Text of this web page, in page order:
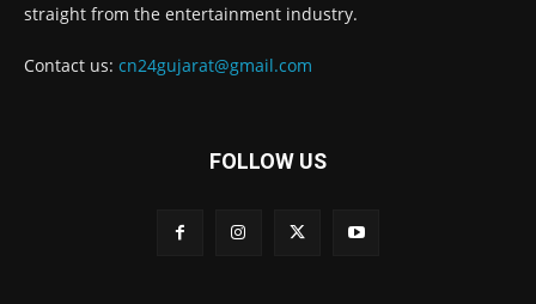
straight from the entertainment industry.
Contact us: cn24gujarat@gmail.com
FOLLOW US